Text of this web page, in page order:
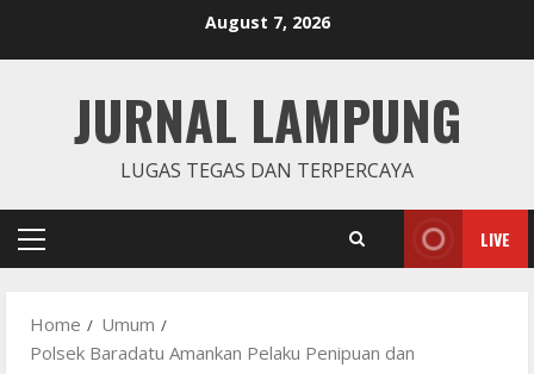
August 7, 2026
JURNAL LAMPUNG
LUGAS TEGAS DAN TERPERCAYA
Primary
LIVE
Home
Umum
Polsek Baradatu Amankan Pelaku Penipuan dan